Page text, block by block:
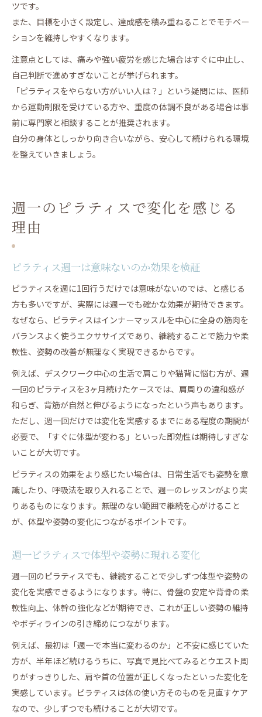
ツです。
また、目標を小さく設定し、達成感を積み重ねることでモチベー
ションを維持しやすくなります。
注意点としては、痛みや強い疲労を感じた場合はすぐに中止し、
自己判断で進めすぎないことが挙げられます。
「ピラティスをやらない方がいい人は？」という疑問には、医師
から運動制限を受けている方や、重度の体調不良がある場合は事
前に専門家と相談することが推奨されます。
自分の身体としっかり向き合いながら、安心して続けられる環境
を整えていきましょう。
週一のピラティスで変化を感じる
理由
ピラティス週一は意味ないのか効果を検証
ピラティスを週に1回行うだけでは意味がないのでは、と感じる
方も多いですが、実際には週一でも確かな効果が期待できます。
なぜなら、ピラティスはインナーマッスルを中心に全身の筋肉を
バランスよく使うエクササイズであり、継続することで筋力や柔
軟性、姿勢の改善が無理なく実現できるからです。
例えば、デスクワーク中心の生活で肩こりや猫背に悩む方が、週
一回のピラティスを3ヶ月続けたケースでは、肩周りの違和感が
和らぎ、背筋が自然と伸びるようになったという声もあります。
ただし、週一回だけでは変化を実感するまでにある程度の期間が
必要で、「すぐに体型が変わる」といった即効性は期待しすぎな
いことが大切です。
ピラティスの効果をより感じたい場合は、日常生活でも姿勢を意
識したり、呼吸法を取り入れることで、週一のレッスンがより実
りあるものになります。無理のない範囲で継続を心がけること
が、体型や姿勢の変化につながるポイントです。
週一ピラティスで体型や姿勢に現れる変化
週一回のピラティスでも、継続することで少しずつ体型や姿勢の
変化を実感できるようになります。特に、骨盤の安定や背骨の柔
軟性向上、体幹の強化などが期待でき、これが正しい姿勢の維持
やボディラインの引き締めにつながります。
例えば、最初は「週一で本当に変わるのか」と不安に感じていた
方が、半年ほど続けるうちに、写真で見比べてみるとウエスト周
りがすっきりした、肩や首の位置が正しくなったといった変化を
実感しています。ピラティスは体の使い方そのものを見直すケア
なので、少しずつでも続けることが大切です。